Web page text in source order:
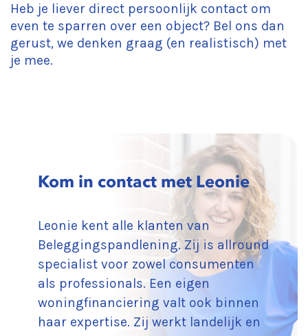
Heb je liever direct persoonlijk contact om
even te sparren over een object? Bel ons dan
gerust, we denken graag (en realistisch) met
je mee.
Kom in contact met Leonie
Leonie kent alle klanten van
Beleggingspandlening. Zij is allround
specialist voor zowel consumenten
als professionals. Een eigen
woningfinanciering valt ook binnen
haar expertise. Zij werkt landelijk en